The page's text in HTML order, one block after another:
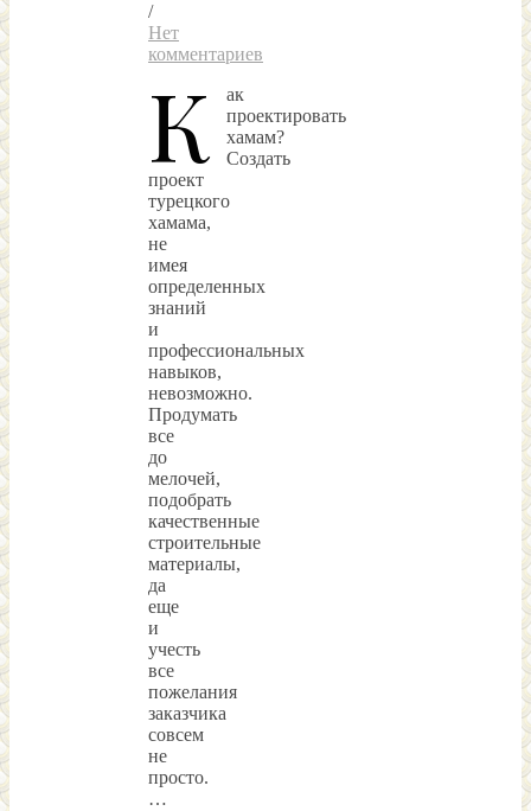
/
Нет
комментариев
К
ак
проектировать
хамам?
Создать
проект
турецкого
хамама,
не
имея
определенных
знаний
и
профессиональных
навыков,
невозможно.
Продумать
все
до
мелочей,
подобрать
качественные
строительные
материалы,
да
еще
и
учесть
все
пожелания
заказчика
совсем
не
просто.
…